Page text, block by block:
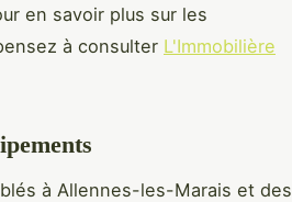
en savoir plus sur les
à consulter L'Immobilière
à Allennes-les-Marais et des